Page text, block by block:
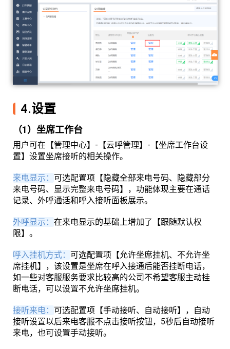
4.设置
（1）坐席工作台
用户可在【管理中心】-【云呼管理】-【坐席工作台设
置】设置坐席接听的相关操作。
来电显示： 可选配置项【隐藏全部来电号码、隐藏部分
来电号码、显示完整来电号码】，功能体现主要在通话
记录、外呼通话和呼入接听面板展示。
外呼显示： 在来电显示的基础上增加了【跟随默认权
限】。
呼入挂机方式： 可选配置项【允许坐席挂机、不允许坐
席挂机】，该设置是坐席在呼入接通后能否挂断电话，
如一些对客服服务要求比较高的公司不希望客服主动挂
断电话，可以设置不允许坐席挂机。
接听来电： 可选配置项【手动接听、自动接听】，自动
接听设置以后来电客服不点击接听按钮，5秒后自动接听
来电，也可设置手动接听。